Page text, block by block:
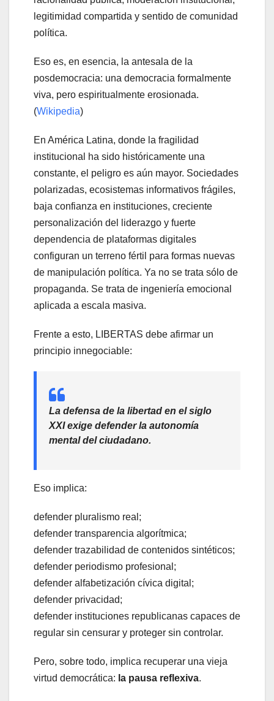
legitimidad compartida y sentido de comunidad
política.
Eso es, en esencia, la antesala de la
posdemocracia: una democracia formalmente
viva, pero espiritualmente erosionada.
(Wikipedia)
En América Latina, donde la fragilidad
institucional ha sido históricamente una
constante, el peligro es aún mayor. Sociedades
polarizadas, ecosistemas informativos frágiles,
baja confianza en instituciones, creciente
personalización del liderazgo y fuerte
dependencia de plataformas digitales
configuran un terreno fértil para formas nuevas
de manipulación política. Ya no se trata sólo de
propaganda. Se trata de ingeniería emocional
aplicada a escala masiva.
Frente a esto, LIBERTAS debe afirmar un
principio innegociable:
La defensa de la libertad en el siglo
XXI exige defender la autonomía
mental del ciudadano.
Eso implica:
defender pluralismo real;
defender transparencia algorítmica;
defender trazabilidad de contenidos sintéticos;
defender periodismo profesional;
defender alfabetización cívica digital;
defender privacidad;
defender instituciones republicanas capaces de
regular sin censurar y proteger sin controlar.
Pero, sobre todo, implica recuperar una vieja
virtud democrática: la pausa reflexiva.